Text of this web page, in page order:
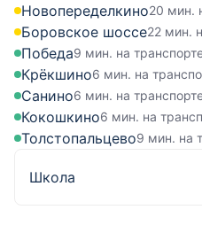
Новопеределкино20 мин.
Боровское шоссе22 мин.
Победа9 мин. на
Крёкшино6 мин. на
Санино6 мин. на
Кокошкино6 мин. на
Толстопальцево9 мин. на
Школа